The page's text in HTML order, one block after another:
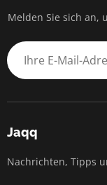
Melden Sie sich an,
Jaqq
Nachrichten, Tipps